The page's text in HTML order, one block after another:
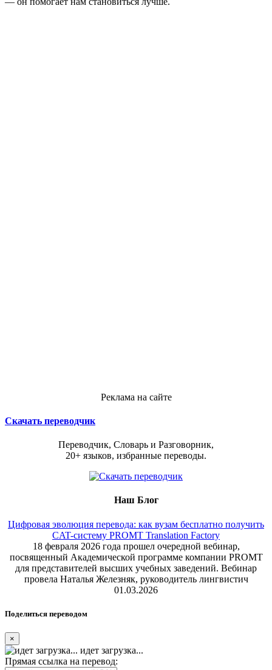
Реклама на сайте
Скачать переводчик
Переводчик, Словарь и Разговорник,
20+ языков, избранные переводы.
Наш Блог
Цифровая эволюция перевода: как вузам бесплатно получить
CAT-систему PROMT Translation Factory
18 февраля 2026 года прошел очередной вебинар,
посвященный Академической программе компании PROMT
для представителей высших учебных заведений. Вебинар
провела Наталья Железняк, руководитель лингвистич
01.03.2026
Поделиться переводом
×
идет загрузка...
Прямая ссылка на перевод: